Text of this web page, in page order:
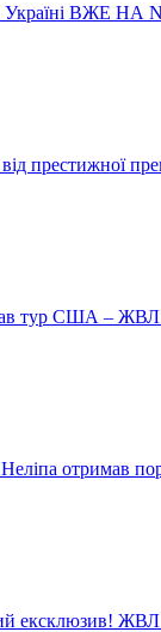
ВЖЕ НА
престижної
тур США – ЖВЛ
отримав
ексклюзив! ЖВЛ